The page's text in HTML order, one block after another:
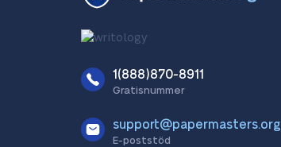
1(888)870-8911
Gratisnummer
support@papermasters.org
E-poststöd